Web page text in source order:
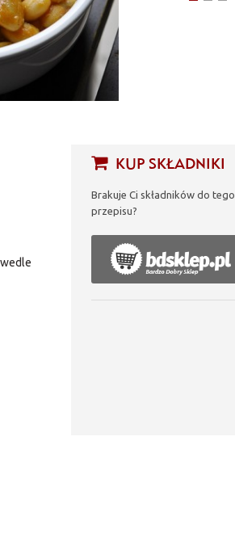
KUP SKŁADNIKI
Brakuje Ci składników do tego
przepisu?